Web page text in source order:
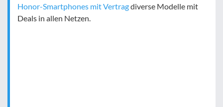
Honor-Smartphones mit Vertragdiverse Modelle mit
Deals in allen Netzen.